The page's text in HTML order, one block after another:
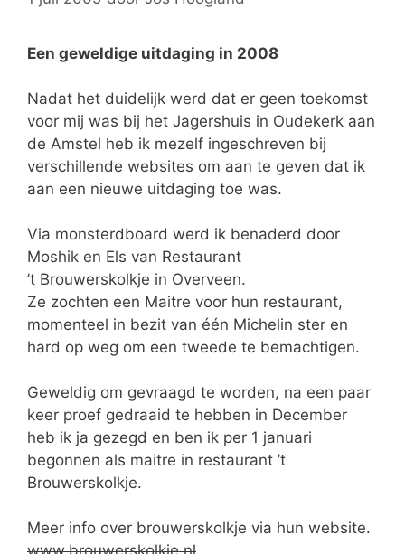
Een geweldige uitdaging in 2008
Nadat het duidelijk werd dat er geen toekomst
voor mij was bij het Jagershuis in Oudekerk aan
de Amstel heb ik mezelf ingeschreven bij
verschillende websites om aan te geven dat ik
aan een nieuwe uitdaging toe was.
Via monsterdboard werd ik benaderd door
Moshik en Els van Restaurant
’t Brouwerskolkje in Overveen.
Ze zochten een Maitre voor hun restaurant,
momenteel in bezit van één Michelin ster en
hard op weg om een tweede te bemachtigen.
Geweldig om gevraagd te worden, na een paar
keer proef gedraaid te hebben in December
heb ik ja gezegd en ben ik per 1 januari
begonnen als maitre in restaurant ’t
Brouwerskolkje.
Meer info over brouwerskolkje via hun website.
www.brouwerskolkje.nl